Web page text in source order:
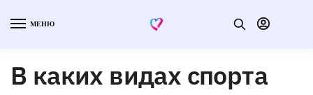
МЕНЮ
В каких видах спорта